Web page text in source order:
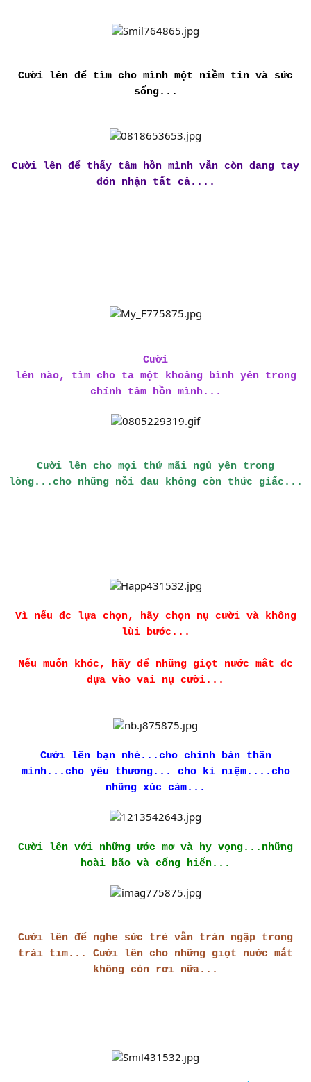
Cười lên để tìm cho mình một niềm tin và sức
sống...
Cười lên để thấy tâm hồn mình vẫn còn dang tay
đón nhận tất cả....
Cười
lên nào, tìm cho ta một khoảng bình yên trong
chính tâm hồn mình...
Cười lên cho mọi thứ mãi ngủ yên trong
lòng...cho những nỗi đau không còn thức giấc...
Vì nếu đc lựa chọn, hãy chọn nụ cười và không
lùi bước...
Nếu muốn khóc, hãy để những giọt nước mắt đc
dựa vào vai nụ cười...
Cười lên bạn nhé...cho chính bản thân
mình...cho yêu thương... cho kỉ niệm....cho
những xúc cảm...
Cười lên với những ước mơ và hy vọng...những
hoài bão và cống hiến...
Cười lên để nghe sức trẻ vẫn tràn ngập trong
trái tim... Cười lên cho những giọt nước mắt
không còn rơi nữa...